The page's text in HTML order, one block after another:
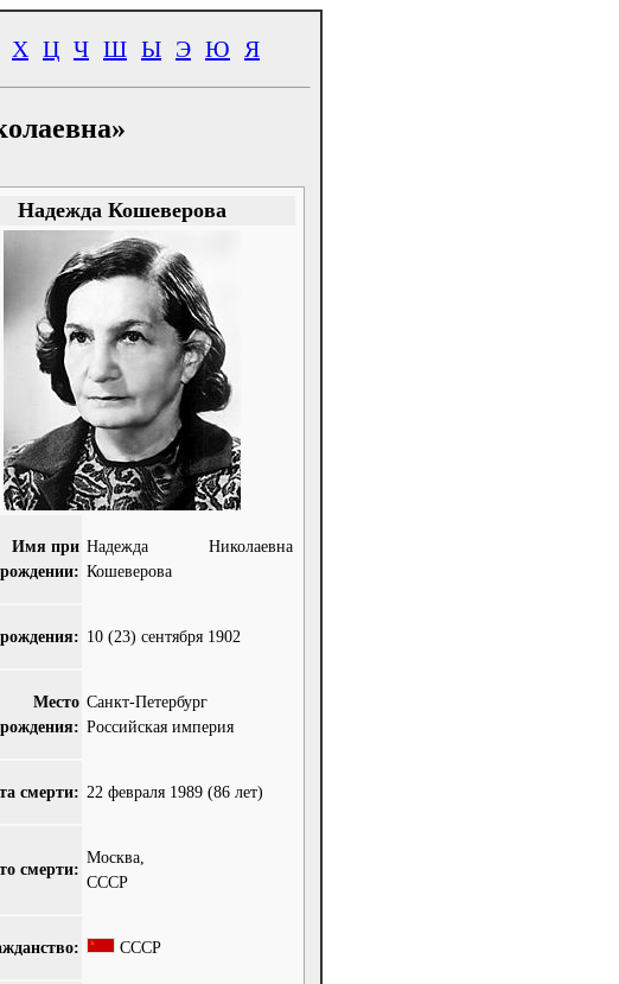
Х Ц Ч Ш Ы Э Ю Я
Надежда Кошеверова
Имя при
рождении:
Надежда Николаевна
Кошеверова
10 (23) сентября 1902
Место
рождения:
Санкт-Петербург
Российская империя
смерти: 22 февраля 1989 (86 лет)
смерти:
Москва,
СССР
СССР